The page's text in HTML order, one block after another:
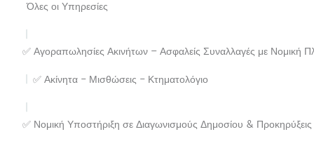
Όλες οι Υπηρεσίες
✅ Αγοραπωλησίες Ακινήτων – Ασφαλείς Συναλλαγές με Νομική
✅ Ακίνητα - Μισθώσεις - Κτηματολόγιο
✅ Νομική Υποστήριξη σε Διαγωνισμούς Δημοσίου &